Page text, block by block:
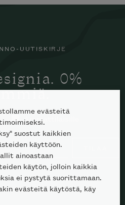
UUTISKIRJE
0%
Ammattilaisille
evästeitä
suostut kaikkien
käyttöön.
ainoastaan
käytön, jolloin kaikkia
ei pystytä suorittamaan.
evästeitä käytöstä, käy